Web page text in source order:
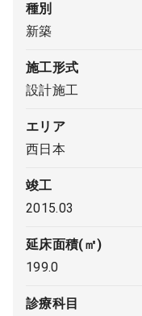
医師求人
DtoDとは
お問合せ
医院の譲渡・売却をお考え
種別
新築
施工形式
設計施工
エリア
西日本
竣工
2015.03
延床面積(㎡)
199.0
診療科目